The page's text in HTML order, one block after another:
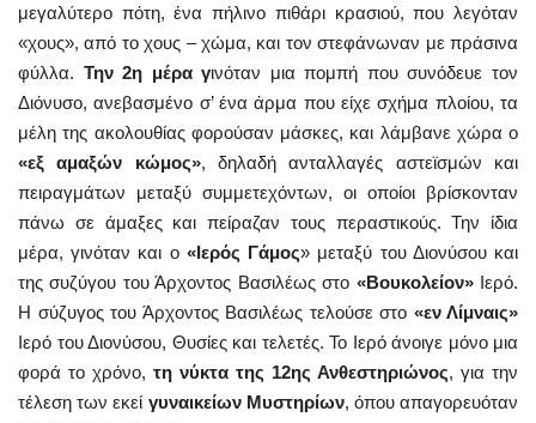
μεγαλύτερο πότη, ένα πήλινο πιθάρι κρασιού, που λεγόταν
«χους», από το χους – χώμα, και τον στεφάνωναν με πράσινα
φύλλα. Την 2η μέρα γινόταν μια πομπή που συνόδευε τον
Διόνυσο, ανεβασμένο σ’ ένα άρμα που είχε σχήμα πλοίου, τα
μέλη της ακολουθίας φορούσαν μάσκες, και λάμβανε χώρα ο
«εξ αμαξών κώμος», δηλαδή ανταλλαγές αστεϊσμών και
πειραγμάτων μεταξύ συμμετεχόντων, οι οποίοι βρίσκονταν
πάνω σε άμαξες και πείραζαν τους περαστικούς. Την ίδια
μέρα, γινόταν και ο «Ιερός Γάμος» μεταξύ του Διονύσου και
της συζύγου του Άρχοντος Βασιλέως στο «Βουκολείον» Ιερό.
Η σύζυγος του Άρχοντος Βασιλέως τελούσε στο «εν Λίμναις»
Ιερό του Διονύσου, Θυσίες και τελετές. Το Ιερό άνοιγε μόνο μια
φορά το χρόνο, τη νύκτα της 12ης Ανθεστηριώνος, για την
τέλεση των εκεί γυναικείων Μυστηρίων, όπου απαγορευόταν